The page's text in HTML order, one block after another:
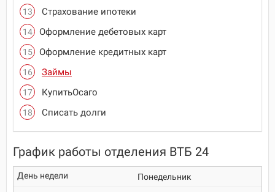
Страхование ипотеки
Оформление дебетовых карт
Оформление кредитных карт
Займы
КупитьОсаго
Списать долги
График работы отделения ВТБ 24
Понедельник